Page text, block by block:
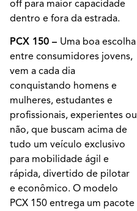
off para maior capacidade
dentro e fora da estrada.
PCX 150 – Uma boa escolha
entre consumidores jovens,
vem a cada dia
conquistando homens e
mulheres, estudantes e
profissionais, experientes ou
não, que buscam acima de
tudo um veículo exclusivo
para mobilidade ágil e
rápida, divertido de pilotar
e econômico. O modelo
PCX 150 entrega um pacote